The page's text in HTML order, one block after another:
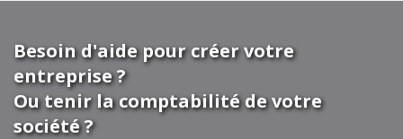
Besoin d'aide pour créer votre
entreprise ?
Ou tenir la comptabilité de votre
société ?